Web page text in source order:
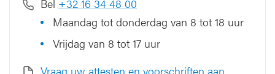
Bel +32 16 34 48 00
Maandag tot donderdag van 8 tot 18 uur
Vrijdag van 8 tot 17 uur
Vraag uw attesten en voorschriften aan.